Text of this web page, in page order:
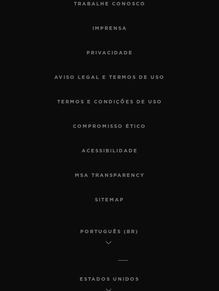
TRABALHE CONOSCO
IMPRENSA
PRIVACIDADE
AVISO LEGAL E TERMOS DE USO
TERMOS E CONDIÇÕES DE USO
COMPROMISSO ÉTICO
ACESSIBILIDADE
MSA TRANSPARENCY
SITEMAP
PORTUGUÊS (BR)
ESTADOS UNIDOS